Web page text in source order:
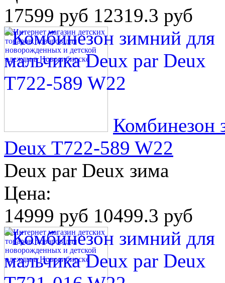
17599 руб 12319.3 руб
Комбинезон
Deux T722-589 W22
Deux par Deux зима
Цена:
14999 руб 10499.3 руб